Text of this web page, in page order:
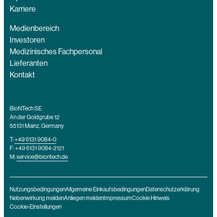
Karriere
Medienbereich
Investoren
Medizinisches Fachpersonal
Lieferanten
Kontakt
BioNTech SE
An der Goldgrube 12
55131 Mainz, Germany
T:+49 6131 9084-0
F: +49 6131 9084-2121
M:service@biontech.de
NutzungsbedingungenAllgemeine EinkaufsbedingungenDatenschutzerklärung
Nebenwirkung meldenAnliegen melden ImpressumCookie Hinweis
Cookie-Einstellungen